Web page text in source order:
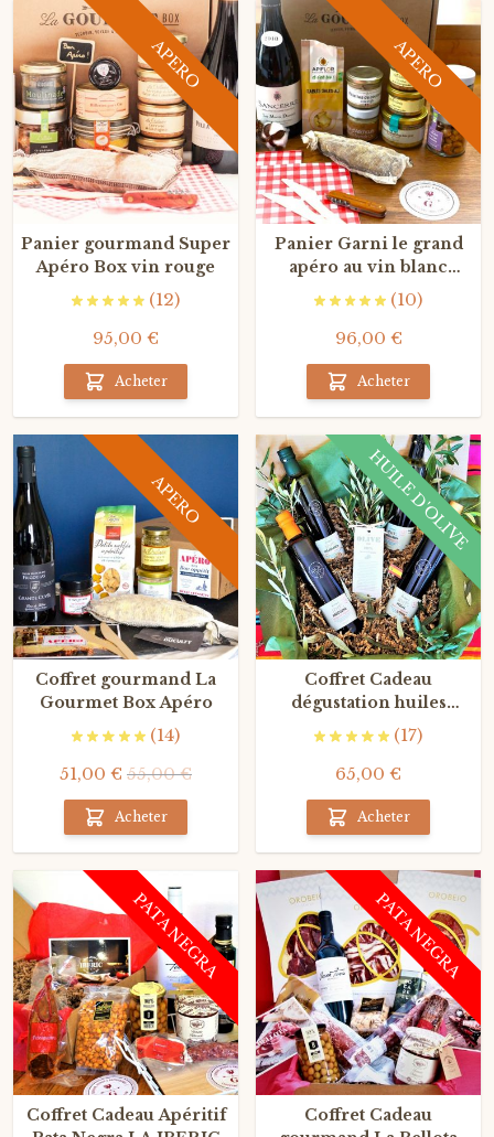
APERO
Panier gourmand Super
Apéro Box vin rouge
(12)
95,00 €
Acheter
APERO
Panier Garni le grand
apéro au vin blanc
Grand Cru
(10)
96,00 €
Acheter
APERO
Coffret gourmand La
Gourmet Box Apéro
(14)
51,00 € 55,00 €
Acheter
HUILE D'OLIVE
Coffret Cadeau
dégustation huiles
d'Olive BOX
(17)
65,00 €
Acheter
PATA NEGRA
Coffret Cadeau Apéritif
PATA NEGRA
Coffret Cadeau